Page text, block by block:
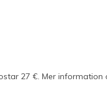
27 €. Mer information